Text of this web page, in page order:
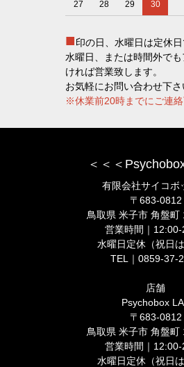
27 28 29 30
■印の日、水曜日は定休日
水曜日、または時間外で
ければ営業致します。
お気軽にお問い合わせ下さ
※休業前20時までにご連絡
＜＜＜
有限会社サイコボ
〒683-0812
鳥取県 米子市 角盤町
営業時間｜
水曜日定休（祝日は
TEL｜0859-37-
店舗
Psychobox
〒683-0812
鳥取県 米子市 角盤町
営業時間｜
水曜日定休（祝日は